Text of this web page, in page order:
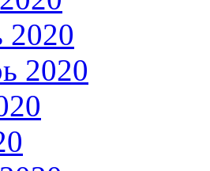
2020
2020